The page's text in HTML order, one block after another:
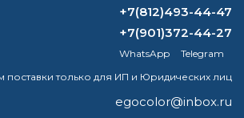
материалов
+7(812)493-44-47
+7(901)372-44-27
WhatsApp
Telegram
поставки только для ИП и Юридических лиц
egocolor@inbox.ru